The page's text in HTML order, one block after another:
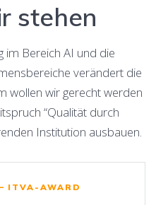
stehen
im Bereich AI und die
verändert die
wollen wir gerecht werden
“Qualität durch
Institution ausbauen.
ITVA-AWARD